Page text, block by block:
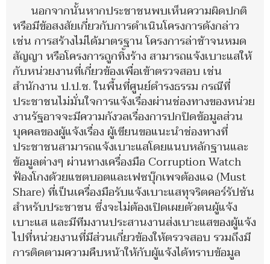
นอกจากนั้นหากประชาชนพบเห็นความผิดปกติ
หรือมีข้อสงสัยเกี่ยวกับการดำเนินโครงการดังกล่าว
เช่น การสร้างไม่ได้มาตรฐาน โครงการล่าช้าจนหมด
สัญญา หรือโครงการถูกทิ้งร้าง สามารถแจ้งเบาะแสให้
กับหน่วยงานที่เกี่ยวข้องเพื่อเข้าตรวจสอบ เช่น
สำนักงาน ป.ป.ช. ในพื้นที่ศูนย์ดำรงธรรม กรณีที่
ประชาชนไม่มั่นใจการแจ้งเรื่องผ่านช่องทางของหน่วย
งานรัฐอาจจะมีความกังวลเรื่องการปกปิดข้อมูลส่วน
บุคคลของผู้แจ้งเรื่อง ผู้เขียนขอแนะนำช่องทางที่
ประชาชนสามารถแจ้งเบาะแสโดยแนบหลักฐานและ
ข้อมูลต่างๆ ผ่านทางเครื่องมือ Corruption Watch
ฟ้องโกงด้วยแชตบอตและเฟซบุ๊กเพจต้องแฉ (Must
Share) ที่เป็นเครื่องมือรับแจ้งเบาะแสทุจริตคอร์รัปชัน
สําหรับประชาชน ซึ่งจะไม่ต้องเปิดเผยตัวตนผู้แจ้ง
เบาะแส และมีทีมงานประสานงานส่งเบาะแสของผู้แจ้ง
ไปที่หน่วยงานที่มีส่วนเกี่ยวข้องให้ตรวจสอบ รวมถึงมี
การติดตามความคืบหน้าให้กับผู้แจ้งได้ทราบข้อมูล